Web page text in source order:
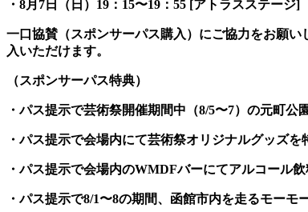
・8月7日（日）19：15〜19：55 [アトラスステージ]
一口協賛（スポンサーパス購入）にご協力をお願
入いただけます。
（スポンサーパス特典）
・パス提示で芸術祭開催期間中（8/5〜7）の元町公
・パス提示で会場内にて芸術祭オリジナルグッズを
・パス提示で会場内のWMDFバーにてアルコール飲
・パス提示で8/1〜8の期間、函館市内を走るモーモ